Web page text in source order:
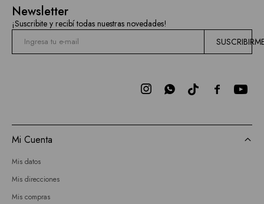
Newsletter
¡Suscribite y recibí todas nuestras novedades!

 
Mi Cuenta
Mis datos
Mis direcciones
Mis compras